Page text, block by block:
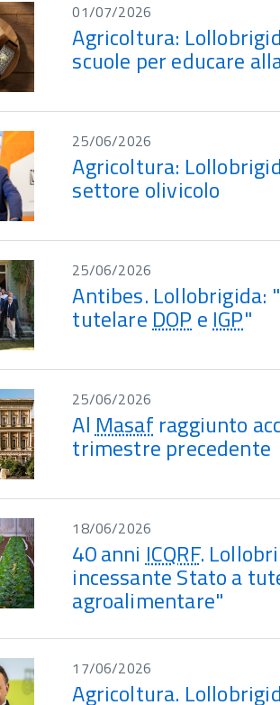
01/07/2026
Agricoltura:
scuole per educare
25/06/2026
Agricoltura:
settore olivicolo
25/06/2026
Antibes. Lollobrigida:
tutelare DOP e IGP"
25/06/2026
Al Masaf raggiunto
trimestre precedente
18/06/2026
40 anni ICQRF.
incessante Stato a
agroalimentare"
17/06/2026
Agricoltura.